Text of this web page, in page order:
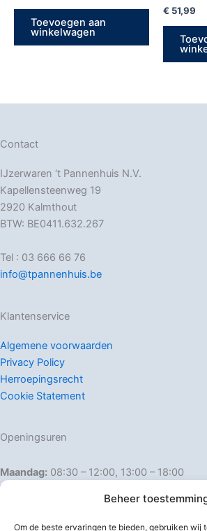
Beheer
Om de beste ervaringen te bieden, gebruiken wij
Toevoegen aan
winkelwagen
€ 51,99
Contact
IJzerwaren ‘t Pannenhuis N.V.
Kapellensteenweg 19
2920 Kalmthout
BTW: BE0411.632.267
Tel : 03 666 66 76
info@tpannenhuis.be
Klantenservice
Algemene voorwaarden
Privacy Policy
Herroepingsrecht
Cookie Statement
Openingsuren
Maandag: 08:30 – 12:00, 13:00 – 18:00
Dinsdag:
08:30 – 12:00, 13:00 – 18:00
Donderdag: 08:30 – 12:00, 13:00 – 18:00